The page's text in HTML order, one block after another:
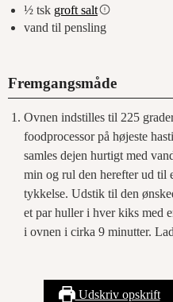
½ tsk groft salt
vand til pensling
Fremgangsmåde
Ovnen indstilles til 225
foodprocessor på højeste
samles dejen hurtigt med
min og rul den herefter ud til
tykkelse. Udstik til den
et par huller i hver kiks med
i ovnen i cirka 9 minutter.
Udskriv opskrift